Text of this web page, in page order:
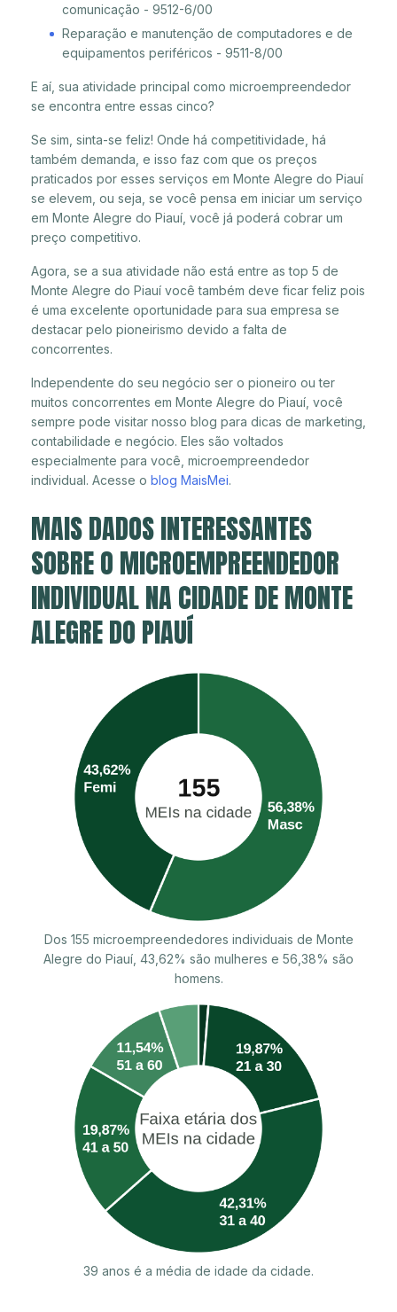
comunicação - 9512-6/00
Reparação e manutenção de computadores e de
equipamentos periféricos - 9511-8/00
E aí, sua atividade principal como microempreendedor
se encontra entre essas cinco?
Se sim, sinta-se feliz! Onde há competitividade, há
também demanda, e isso faz com que os preços
praticados por esses serviços em Monte Alegre do Piauí
se elevem, ou seja, se você pensa em iniciar um serviço
em Monte Alegre do Piauí, você já poderá cobrar um
preço competitivo.
Agora, se a sua atividade não está entre as top 5 de
Monte Alegre do Piauí você também deve ficar feliz pois
é uma excelente oportunidade para sua empresa se
destacar pelo pioneirismo devido a falta de
concorrentes.
Independente do seu negócio ser o pioneiro ou ter
muitos concorrentes em Monte Alegre do Piauí, você
sempre pode visitar nosso blog para dicas de marketing,
contabilidade e negócio. Eles são voltados
especialmente para você, microempreendedor
individual. Acesse o blog MaisMei.
MAIS DADOS INTERESSANTES
SOBRE O MICROEMPREENDEDOR
INDIVIDUAL NA CIDADE DE MONTE
ALEGRE DO PIAUÍ
Dos 155 microempreendedores individuais de Monte
Alegre do Piauí, 43,62% são mulheres e 56,38% são
homens.
39 anos é a média de idade da cidade.